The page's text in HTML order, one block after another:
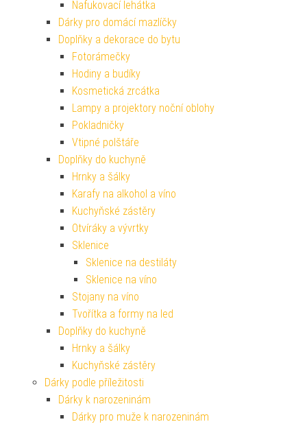
Nafukovací lehátka
Dárky pro domácí mazlíčky
Doplňky a dekorace do bytu
Fotorámečky
Hodiny a budíky
Kosmetická zrcátka
Lampy a projektory noční oblohy
Pokladničky
Vtipné polštáře
Doplňky do kuchyně
Hrnky a šálky
Karafy na alkohol a víno
Kuchyňské zástěry
Otvíráky a vývrtky
Sklenice
Sklenice na destiláty
Sklenice na víno
Stojany na víno
Tvořítka a formy na led
Doplňky do kuchyně
Hrnky a šálky
Kuchyňské zástěry
Dárky podle příležitosti
Dárky k narozeninám
Dárky pro muže k narozeninám